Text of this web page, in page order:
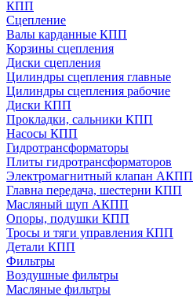
КПП
Сцепление
Валы карданные КПП
Корзины сцепления
Диски сцепления
Цилиндры сцепления главные
Цилиндры сцепления рабочие
Диски КПП
Прокладки, сальники КПП
Насосы КПП
Гидротрансформаторы
Плиты гидротрансформаторов
Электромагнитный клапан АКПП
Главна передача, шестерни КПП
Масляный щуп АКПП
Опоры, подушки КПП
Тросы и тяги управления КПП
Детали КПП
Фильтры
Воздушные фильтры
Масляные фильтры